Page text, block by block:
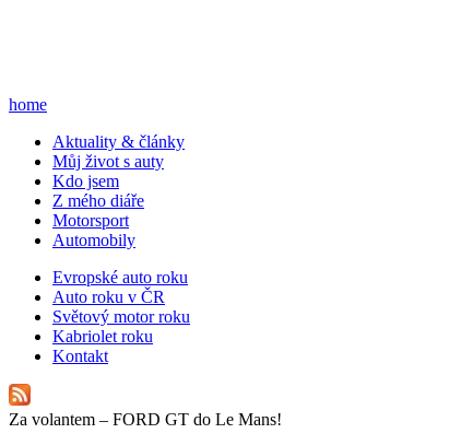
home
Aktuality & články
Můj život s auty
Kdo jsem
Z mého diáře
Motorsport
Automobily
Evropské auto roku
Auto roku v ČR
Světový motor roku
Kabriolet roku
Kontakt
Za volantem – FORD GT do Le Mans!